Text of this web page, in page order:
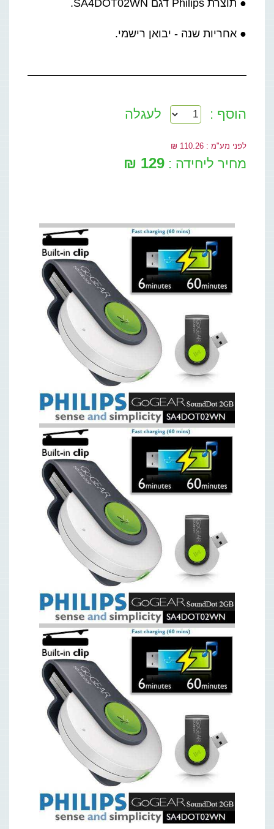
● תוצרת Philips דגם SA4DOT02WN.
● אחריות שנה - יבואן רישמי.
הוסף : לעגלה
לפני מע"מ : 110.26 ₪
מחיר ליחידה : 129 ₪